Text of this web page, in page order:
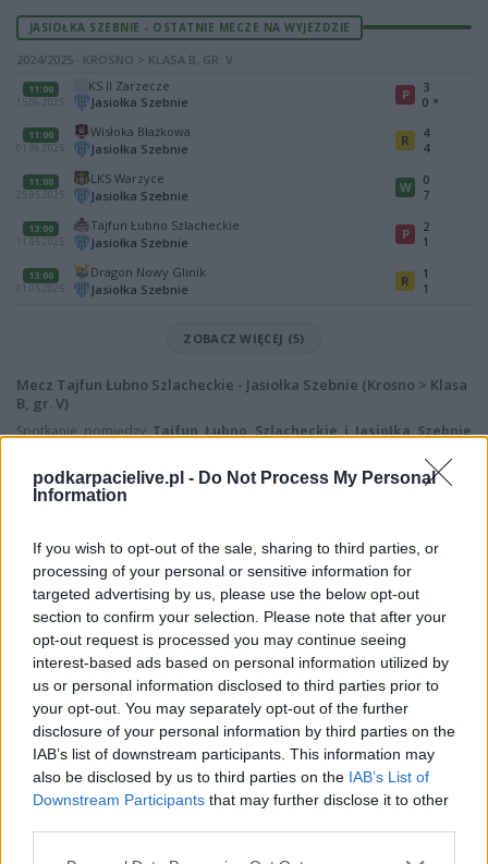
podkarpacielive.pl - Do Not Process My Personal
Information
If you wish to opt-out of the sale, sharing to third parties, or
processing of your personal or sensitive information for
targeted advertising by us, please use the below opt-out
section to confirm your selection. Please note that after your
opt-out request is processed you may continue seeing
interest-based ads based on personal information utilized by
us or personal information disclosed to third parties prior to
your opt-out. You may separately opt-out of the further
disclosure of your personal information by third parties on the
IAB’s list of downstream participants. This information may
also be disclosed by us to third parties on the IAB’s List of
Downstream Participants that may further disclose it to other
JASIOŁKA SZEBNIE - OSTATNIE MECZE NA WYJEZDZIE
2024/2025 · KROSNO > KLASA B, GR. V
11:00
KS II Zarzecze
Jasiołka Szebnie
P
3
0 *
11:00
Wisłoka Błażkowa
Jasiołka Szebnie
R
4
4
11:00
LKS Warzyce
Jasiołka Szebnie
W
0
7
13:00
Tajfun Łubno Szlacheckie
Jasiołka Szebnie
P
2
1
13:00
Dragon Nowy Glinik
Jasiołka Szebnie
R
1
1
ZOBACZ WIĘCEJ (5)
Mecz Tajfun Łubno Szlacheckie - Jasiołka Szebnie (Krosno > Klasa
B, gr. V)
Spotkanie pomiędzyTajfun Łubno Szlacheckie i Jasiołka Szebnie
> Klasa B, gr. V).
Na stroniePodkarpacieLive.pl
spotkania . To kompletne źródło danych dla kibiców i pasjonatów
lokalnej piłki nożnej. Jeżeli aktualnie nie widzisz tutaj danych z pewnością
pracujemy nad tym żeby je uzupełnić.
Wynik meczu Tajfun Łubno Szlacheckie vs Jasiołka Szebnie
Po zakończeniu spotkania automatycznie publikujemyoficjalny wynik
spotkania, a także dane meczowe, jeśli są dostępne.
Pełny harmonogram rozgrywek dostępny jest tutaj:Krosno > Klasa B,
gr. V - terminarz.
Informacje o składach i strzelcach
W miarę dostępności danych, publikujemyskłady wyjściowe,
rezerwowych, zmiany oraz listę strzelców bramek. Informacje te